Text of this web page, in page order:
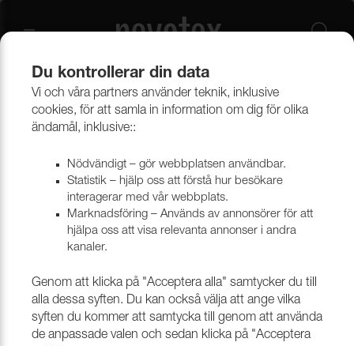
Beklädnadsmaterial
Provkollektioner beklädnad
Provkollektioner möbeltyger
Du kontrollerar din data
Vi och våra partners använder teknik, inklusive
cookies, för att samla in information om dig för olika
ändamål, inklusive::
Nödvändigt – gör webbplatsen användbar.
Statistik – hjälp oss att förstå hur besökare
interagerar med vår webbplats.
Marknadsföring – Används av annonsörer för att
hjälpa oss att visa relevanta annonser i andra
kanaler.
Genom att klicka på "Acceptera alla" samtycker du till
alla dessa syften. Du kan också välja att ange vilka
syften du kommer att samtycka till genom att använda
de anpassade valen och sedan klicka på "Acceptera